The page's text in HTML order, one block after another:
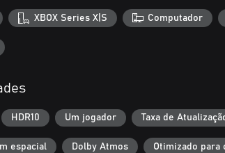
XBOX Series X|S Computador
HDR10 Um jogador Taxa de
espacial Dolby Atmos Otimizado para